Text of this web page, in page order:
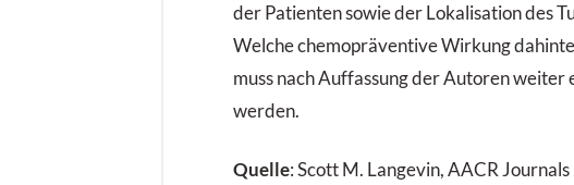
der Patienten sowie der Lokalisation des
Welche chemopräventive Wirkung
muss nach Auffassung der Autoren weiter
werden.
Quelle: Scott M. Langevin, AACR